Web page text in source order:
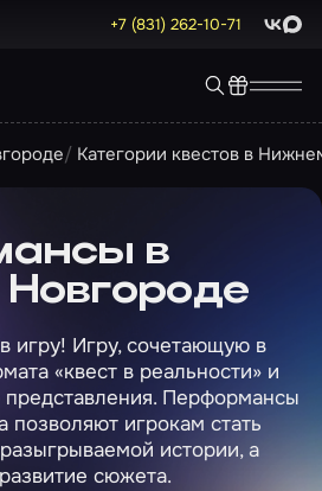
+7 (831) 262-10-71 Max
Категории квестов в
в
игру! Игру, сочетающую в
«квест в реальности» и
представления. Перформансы
игрокам стать
истории, а
сюжета.